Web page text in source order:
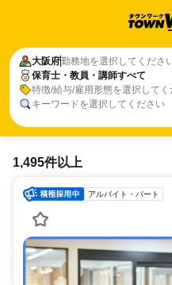
大阪府勤務地を選択してくださ
保育士・教員・講師すべて
特徴/給与/雇用形態を選択してく
キーワードを選択してください
1,495件以上
アルバイト・パート